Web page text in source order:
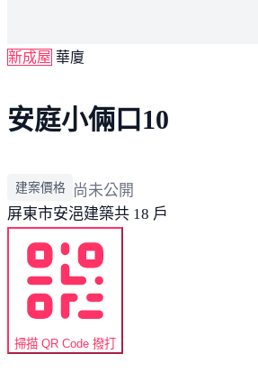
新成屋 華廈
安庭小倆口10
建案價格
尚未公開
屏東市安浥建築共 18 戶
掃描 QR Code 撥打